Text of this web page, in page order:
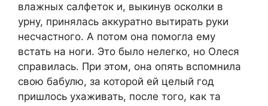
влажных салфеток и, выкинув осколки в
урну, принялась аккуратно вытирать руки
несчастного. А потом она помогла ему
встать на ноги. Это было нелегко, но Олеся
справилась. При этом, она опять вспомнила
свою бабулю, за которой ей целый год
пришлось ухаживать, после того, как та